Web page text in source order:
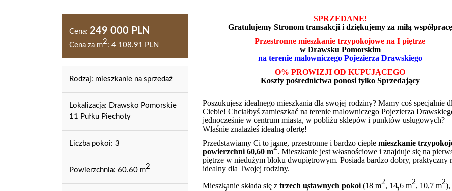
Cena: 249 000 PLN
Cena za m2: 4 108.91 PLN
Rodzaj: mieszkanie na sprzedaż
Lokalizacja: Drawsko Pomorskie
11 Pułku Piechoty
Liczba pokoi: 3
Powierzchnia: 60.60 m2
SPRZEDANE!
Gratulujemy Stronom transakcji i dziękujemy za miłą współpracę
Przestronne mieszkanie trzypokojowe na I piętrze
w Drawsku Pomorskim
na terenie malowniczego Pojezierza Drawskiego
O% PROWIZJI OD KUPUJĄCEGO
Koszty pośrednictwa ponosi tylko Sprzedający
Poszukujesz idealnego mieszkania dla swojej rodziny? Mamy coś specjalnie
Ciebie! Chciałbyś zamieszkać na terenie malowniczego Pojezierza
jednocześnie w centrum miasta, w pobliżu sklepów i punktów usługowych?
Właśnie znalazłeś idealną ofertę!
Przedstawiamy Ci to jasne, przestronne i bardzo ciepłe mieszkanie
powierzchni 60,60 m2. Mieszkanie jest własnościowe i znajduje się na
piętrze w niedużym bloku dwupiętrowym. Posiada bardzo dobry, praktyczny
idealny dla Twojej rodziny.
Mieszkanie składa się z trzech ustawnych pokoi (18 m2, 14,6 m2, 10,7 m2),